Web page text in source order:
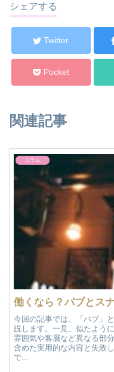
シェアする
Twitter
Pocket
関連記事
コラム
働くなら？パブとス
今回の記事では、「パブ」
説します。一見、似たよう
雰囲気や客層など異なる部
含めた実用的な内容と失敗
で...